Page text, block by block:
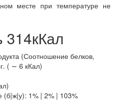
месте при температуре не
314кКал
(Соотношение белков,
( ∼ 6 кКал)
(б|ж|у): 1% | 2% | 103%